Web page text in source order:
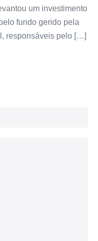
um investimento
fundo gerido pela
responsáveis pelo […]